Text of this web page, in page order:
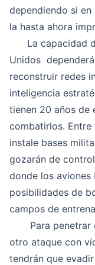
dependiendo si en
la hasta ahora
La capacidad
Unidos
reconstruir redes
inteligencia
tienen 20 años de
combatirlos. Entre
instale bases
gozarán de
donde los aviones
posibilidades de
campos de
Para penetrar
otro ataque con
tendrán que